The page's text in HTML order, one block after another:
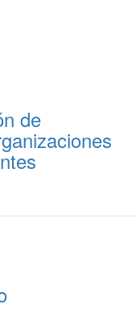
de